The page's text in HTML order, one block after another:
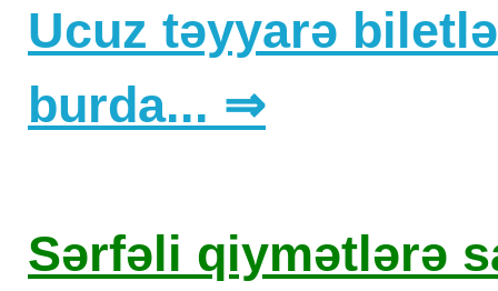
Ucuz təyyarə
burda... ⇒
Sərfəli qiymətlərə